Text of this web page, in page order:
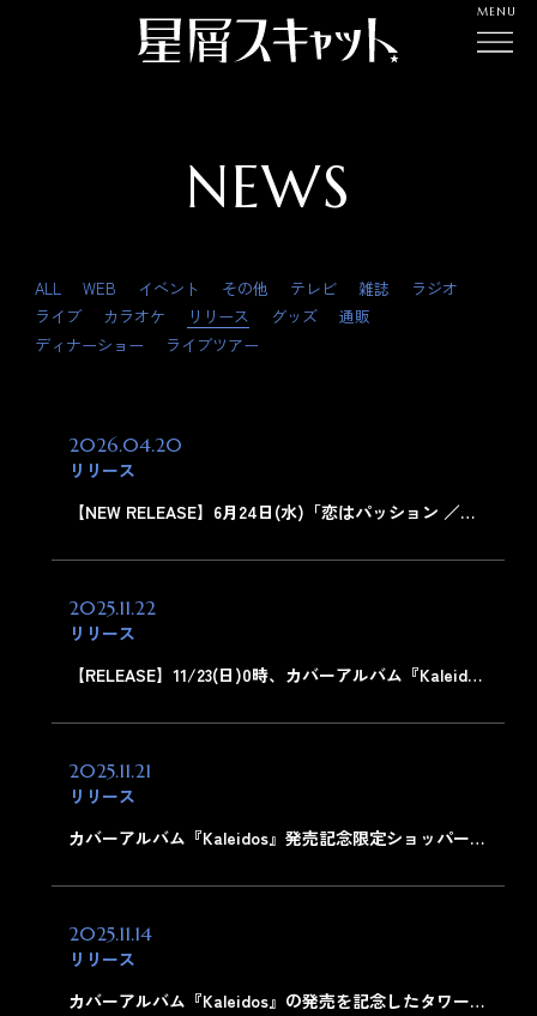
MENU
NEWS
ALL WEB イベント その他 テレビ 雑誌
ラジオ
ライブ
カラオケ リリース グッズ
通販
ディナーショー
ライブツアー
2026.04.20
リリース
【NEW RELEASE】6月24日(水)「恋はパッション ／…
2025.11.22
リリース
【RELEASE】11/23(日)0時、カバーアルバム『Kaleid…
2025.11.21
リリース
カバーアルバム『Kaleidos』発売記念限定ショッパー…
2025.11.14
リリース
カバーアルバム『Kaleidos』の発売を記念したタワー…